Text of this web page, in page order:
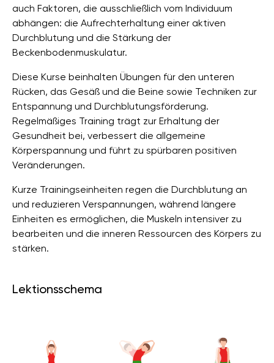
auch Faktoren, die ausschließlich vom Individuum
abhängen: die Aufrechterhaltung einer aktiven
Durchblutung und die Stärkung der
Beckenbodenmuskulatur.
Diese Kurse beinhalten Übungen für den unteren
Rücken, das Gesäß und die Beine sowie Techniken zur
Entspannung und Durchblutungsförderung.
Regelmäßiges Training trägt zur Erhaltung der
Gesundheit bei, verbessert die allgemeine
Körperspannung und führt zu spürbaren positiven
Veränderungen.
Kurze Trainingseinheiten regen die Durchblutung an
und reduzieren Verspannungen, während längere
Einheiten es ermöglichen, die Muskeln intensiver zu
bearbeiten und die inneren Ressourcen des Körpers zu
stärken.
Lektionsschema